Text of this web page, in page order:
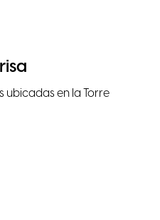
ubicadas en la Torre